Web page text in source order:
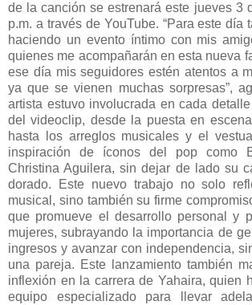
de la canción se estrenará este jueves 3
p.m. a través de YouTube. “Para este día
haciendo un evento íntimo con mis
quienes me acompañarán en esta nueva
ese día mis seguidores estén atentos a
ya que se vienen muchas sorpresas”,
artista estuvo involucrada en cada
del videoclip, desde la puesta en
hasta los arreglos musicales y el
inspiración de íconos del pop como
Christina Aguilera, sin dejar de lado su
dorado. Este nuevo trabajo no solo
musical, sino también su firme
que promueve el desarrollo personal y
mujeres, subrayando la importancia de
ingresos y avanzar con independencia,
una pareja. Este lanzamiento también
inflexión en la carrera de Yahaira, quien
equipo especializado para llevar